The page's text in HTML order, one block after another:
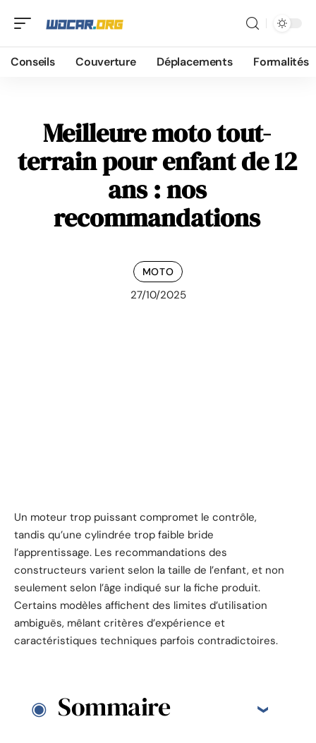
Conseils Couverture Déplacements Formalités
Meilleure moto tout-
terrain pour enfant de 12
ans : nos
recommandations
MOTO
27/10/2025
Un moteur trop puissant compromet le contrôle,
tandis qu’une cylindrée trop faible bride
l’apprentissage. Les recommandations des
constructeurs varient selon la taille de l’enfant, et non
seulement selon l’âge indiqué sur la fiche produit.
Certains modèles affichent des limites d’utilisation
ambiguës, mêlant critères d’expérience et
caractéristiques techniques parfois contradictoires.
Sommaire